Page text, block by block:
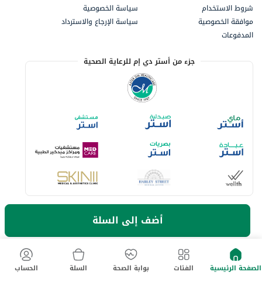
أضف إلى السلة
شروط الاستخدام
سياسة الخصوصية
موافقة الخصوصية
سياسة الإرجاع والاسترداد
المدفوعات
جزء من أستر دي إم للرعاية الصحية
لا تفوت آخر العروض والخصومات
حمل تطبيق ماي أستر الآن
الصفحة الرئيسية الفئات بوابة الصحة السلة الحساب